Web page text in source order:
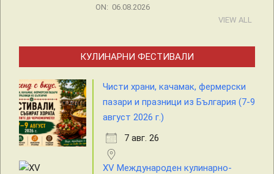
ON: 06.08.2026
VIEW ALL
КУЛИНАРНИ ФЕСТИВАЛИ
Чисти храни, качамак, фермерски
пазари и празници из България (7-9
август 2026 г.)
7 авг. 26
XV Международен кулинарно-